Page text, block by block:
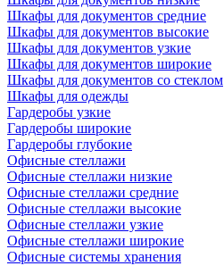
Шкафы для документов средние
Шкафы для документов высокие
Шкафы для документов узкие
Шкафы для документов широкие
Шкафы для документов со стеклом
Шкафы для одежды
Гардеробы узкие
Гардеробы широкие
Гардеробы глубокие
Офисные стеллажи
Офисные стеллажи низкие
Офисные стеллажи средние
Офисные стеллажи высокие
Офисные стеллажи узкие
Офисные стеллажи широкие
Офисные системы хранения